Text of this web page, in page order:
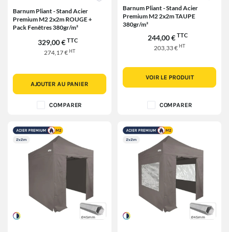
Barnum Pliant - Stand Acier
Premium M2 2x2m ROUGE +
Pack Fenêtres 380gr/m²
329,00 € TTC
274,17 €HT
AJOUTER AU PANIER
COMPARER
Barnum Pliant - Stand Acier
Premium M2 2x2m TAUPE
380gr/m²
244,00 € TTC
203,33 €HT
VOIR LE PRODUIT
COMPARER